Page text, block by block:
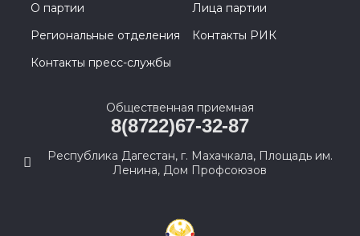
О партии
Лица партии
Региональные отделения
Контакты РИК
Контакты пресс-службы
Общественная приемная
8(8722)67-32-87
Республика Дагестан, г. Махачкала, Площадь им.
Ленина, Дом Профсоюзов